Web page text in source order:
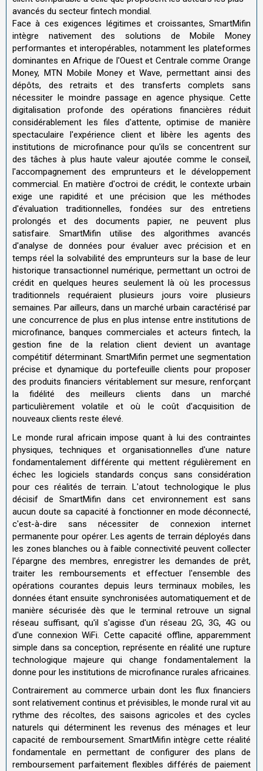
avancés du secteur fintech mondial.
Face à ces exigences légitimes et croissantes, SmartMifin
intègre nativement des solutions de Mobile Money
performantes et interopérables, notamment les plateformes
dominantes en Afrique de l'Ouest et Centrale comme Orange
Money, MTN Mobile Money et Wave, permettant ainsi des
dépôts, des retraits et des transferts complets sans
nécessiter le moindre passage en agence physique. Cette
digitalisation profonde des opérations financières réduit
considérablement les files d'attente, optimise de manière
spectaculaire l'expérience client et libère les agents des
institutions de microfinance pour qu'ils se concentrent sur
des tâches à plus haute valeur ajoutée comme le conseil,
l'accompagnement des emprunteurs et le développement
commercial. En matière d'octroi de crédit, le contexte urbain
exige une rapidité et une précision que les méthodes
d'évaluation traditionnelles, fondées sur des entretiens
prolongés et des documents papier, ne peuvent plus
satisfaire. SmartMifin utilise des algorithmes avancés
d'analyse de données pour évaluer avec précision et en
temps réel la solvabilité des emprunteurs sur la base de leur
historique transactionnel numérique, permettant un octroi de
crédit en quelques heures seulement là où les processus
traditionnels requéraient plusieurs jours voire plusieurs
semaines. Par ailleurs, dans un marché urbain caractérisé par
une concurrence de plus en plus intense entre institutions de
microfinance, banques commerciales et acteurs fintech, la
gestion fine de la relation client devient un avantage
compétitif déterminant. SmartMifin permet une segmentation
précise et dynamique du portefeuille clients pour proposer
des produits financiers véritablement sur mesure, renforçant
la fidélité des meilleurs clients dans un marché
particulièrement volatile et où le coût d'acquisition de
nouveaux clients reste élevé.
Le monde rural africain impose quant à lui des contraintes
physiques, techniques et organisationnelles d'une nature
fondamentalement différente qui mettent régulièrement en
échec les logiciels standards conçus sans considération
pour ces réalités de terrain. L'atout technologique le plus
décisif de SmartMifin dans cet environnement est sans
aucun doute sa capacité à fonctionner en mode déconnecté,
c'est-à-dire sans nécessiter de connexion internet
permanente pour opérer. Les agents de terrain déployés dans
les zones blanches ou à faible connectivité peuvent collecter
l'épargne des membres, enregistrer les demandes de prêt,
traiter les remboursements et effectuer l'ensemble des
opérations courantes depuis leurs terminaux mobiles, les
données étant ensuite synchronisées automatiquement et de
manière sécurisée dès que le terminal retrouve un signal
réseau suffisant, qu'il s'agisse d'un réseau 2G, 3G, 4G ou
d'une connexion WiFi. Cette capacité offline, apparemment
simple dans sa conception, représente en réalité une rupture
technologique majeure qui change fondamentalement la
donne pour les institutions de microfinance rurales africaines.
Contrairement au commerce urbain dont les flux financiers
sont relativement continus et prévisibles, le monde rural vit au
rythme des récoltes, des saisons agricoles et des cycles
naturels qui déterminent les revenus des ménages et leur
capacité de remboursement. SmartMifin intègre cette réalité
fondamentale en permettant de configurer des plans de
remboursement parfaitement flexibles différés de paiement